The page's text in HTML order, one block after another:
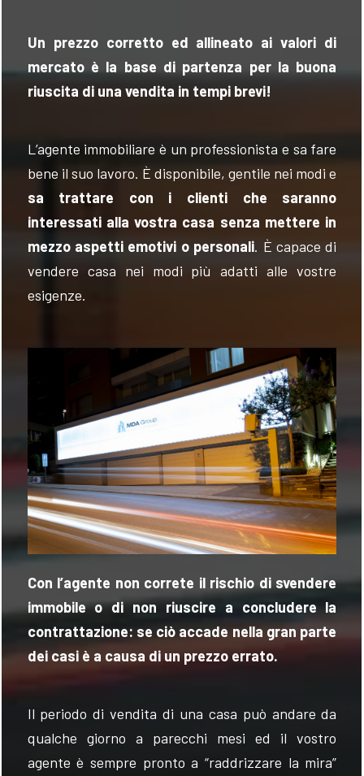
Un prezzo corretto ed allineato ai valori di
mercato è la base di partenza per la buona
riuscita di una vendita in tempi brevi!
L’agente immobiliare è un professionista e sa fare
bene il suo lavoro. È disponibile, gentile nei modi e
sa trattare con i clienti che saranno
interessati alla vostra casa senza mettere in
mezzo aspetti emotivi o personali. È capace di
vendere casa nei modi più adatti alle vostre
esigenze.
Con l’agente non correte ilrischio di svendere
immobile odinon riuscire a concludere la
contrattazione: se ciò accade nella gran parte
dei casi è a causa di un prezzo errato.
Il periodo di vendita di una casa può andare da
qualche giorno a parecchi mesi ed il vostro
agente è sempre pronto a “raddrizzare la mira”